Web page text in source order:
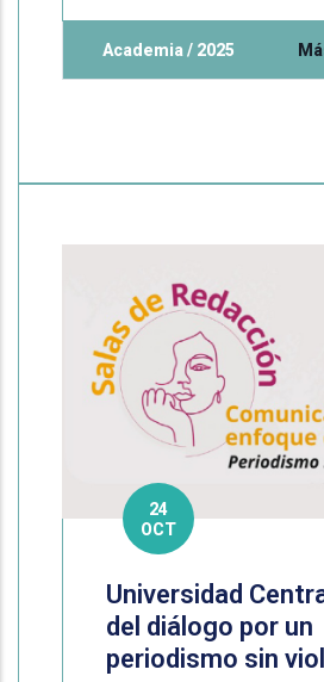
Academia / 2025
24
OCT
Universidad
del diálogo por un
periodismo sin